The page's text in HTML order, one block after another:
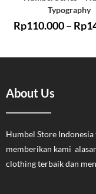
Typography
Rp110.000– Rp
About Us
Humbel Store
memberikan kami
clothing terbaik dan